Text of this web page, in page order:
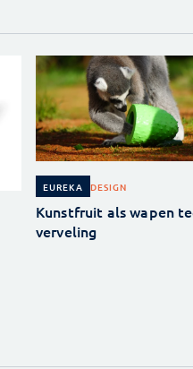
EUREKA DESIGN
Kunstfruit als wapen
verveling